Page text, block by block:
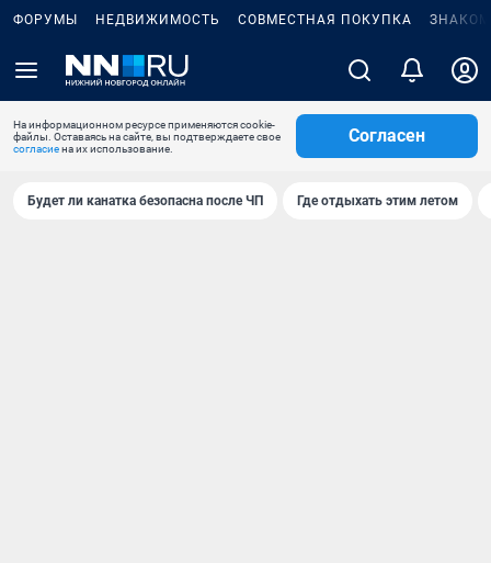
ФОРУМЫ НЕДВИЖИМОСТЬ СОВМЕСТНАЯ ПОКУПКА
На информационном ресурсе применяются cookie-
файлы. Оставаясь на сайте, вы подтверждаете свое
согласиена их использование.
Согласен
Будет ли канатка безопасна после ЧП Где отдыхать этим летом